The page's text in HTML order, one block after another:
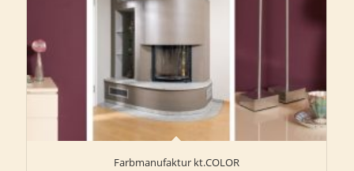
Farbmanufaktur kt.COLOR